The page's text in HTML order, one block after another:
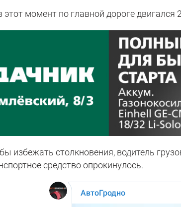
этот момент по главной дороге двигался
избежать столкновения, водитель
средство опрокинулось.